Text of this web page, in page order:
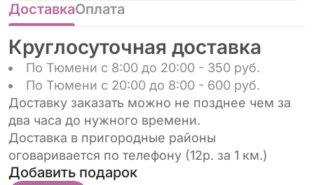
ДоставкаОплата
Круглосуточная доставка
По Тюмени с 8:00 до 20:00 - 350 руб.
По Тюмени с 20:00 до 8:00 - 600 руб.
Доставку заказать можно не позднее чем за
два часа до нужного времени.
Доставка в пригородные районы
оговаривается по телефону (12р. за 1 км.)
Добавить подарок